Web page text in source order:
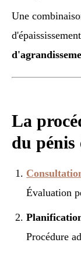
Une
La
du pénis
Évaluation
Procédure